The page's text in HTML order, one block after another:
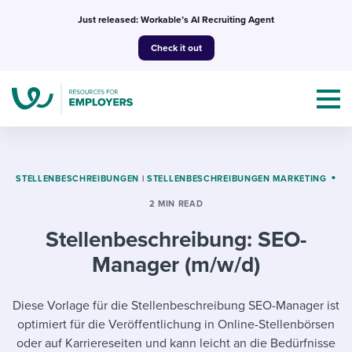
Just released: Workable’s AI Recruiting Agent
Check it out
Mobilizing AI in my work
Templates & Guides
I WANT...Attend webinars & events
STELLENBESCHREIBUNGEN | STELLENBESCHREIBUNGEN MARKETING
2 MIN READ
Stellenbeschreibung: SEO-
Manager (m/w/d)
Diese Vorlage für die Stellenbeschreibung SEO-Manager ist
optimiert für die Veröffentlichung in Online-Stellenbörsen
oder auf Karriereseiten und kann leicht an die Bedürfnisse